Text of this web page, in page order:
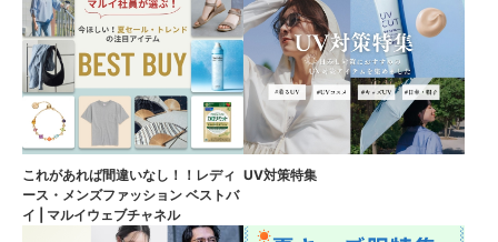
これがあれば間違いなし！！レディ
ース・メンズファッション ベストバ
イ | マルイウェブチャネル
UV対策特集